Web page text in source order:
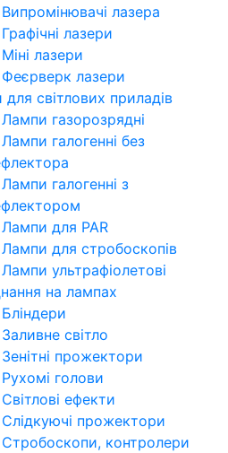
лазера
лазери
лазери
лазери
світлових приладів
газорозрядні
галогенні без
галогенні з
для PAR
для стробоскопів
ультрафіолетові
на лампах
світло
прожектори
голови
ефекти
прожектори
контролери